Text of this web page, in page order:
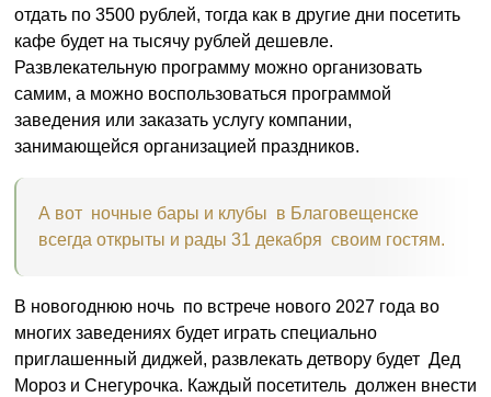
отдать по 3500 рублей, тогда как в другие дни посетить
кафе будет на тысячу рублей дешевле.
Развлекательную программу можно организовать
самим, а можно воспользоваться программой
заведения или заказать услугу компании,
занимающейся организацией праздников.
А вот ночные бары и клубы в Благовещенске
всегда открыты и рады 31 декабря своим гостям.
В новогоднюю ночь по встрече нового 2027 года во
многих заведениях будет играть специально
приглашенный диджей, развлекать детвору будет Дед
Мороз и Снегурочка. Каждый посетитель должен внести